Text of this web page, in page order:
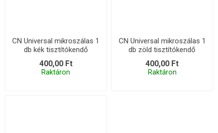
CN Universal mikroszálas 1
db kék tisztítókendő
400,00 Ft
Raktáron
CN Universal mikroszálas 1
db zöld tisztítókendő
400,00 Ft
Raktáron